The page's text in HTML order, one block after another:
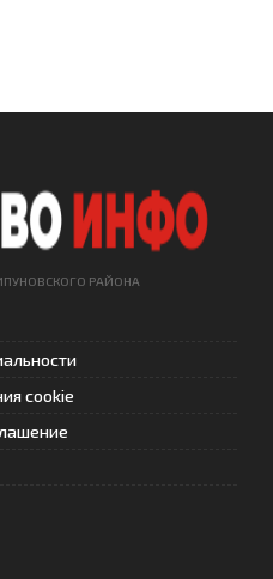
РАЙОНА
cookie